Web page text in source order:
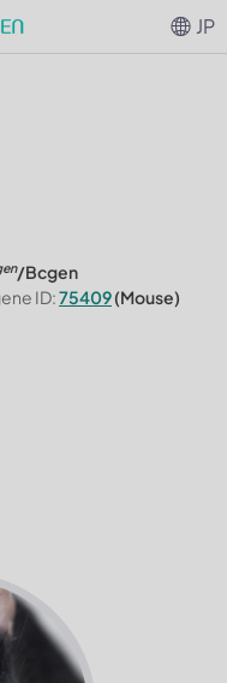
/Bcgen
ID:75409(Mouse)
JP